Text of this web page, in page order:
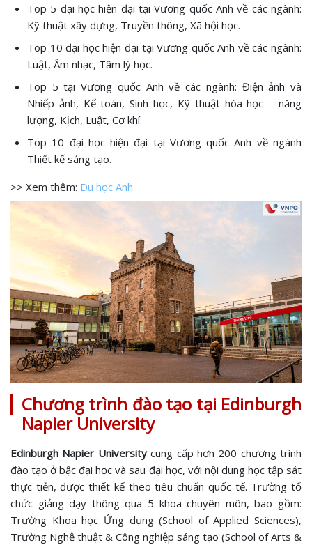
Top 5 đại học hiện đại tại Vương quốc Anh về các ngành:
Kỹ thuật xây dựng, Truyền thông, Xã hội học.
Top 10 đại học hiện đại tại Vương quốc Anh về các ngành:
Luật, Âm nhạc, Tâm lý học.
Top 5 tại Vương quốc Anh về các ngành: Điện ảnh và
Nhiếp ảnh, Kế toán, Sinh học, Kỹ thuật hóa học – năng
lượng, Kịch, Luật, Cơ khí.
Top 10 đại học hiện đại tại Vương quốc Anh về ngành
Thiết kế sáng tạo.
>> Xem thêm: Du học Anh
Chương trình đào tạo tại Edinburgh
Napier University
Edinburgh Napier Universitycung cấp hơn 200 chương trình
đào tạo ở bậc đại học và sau đại học, với nội dung học tập sát
thực tiễn, được thiết kế theo tiêu chuẩn quốc tế. Trường tổ
chức giảng dạy thông qua 5 khoa chuyên môn, bao gồm:
Trường Khoa học Ứng dụng (School of Applied Sciences),
Trường Nghệ thuật & Công nghiệp sáng tạo (School of Arts &